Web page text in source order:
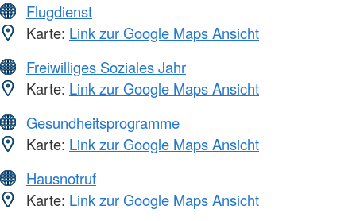
Flugdienst
Karte: Link zur Google Maps Ansicht
Freiwilliges Soziales Jahr
Karte: Link zur Google Maps Ansicht
Gesundheitsprogramme
Karte: Link zur Google Maps Ansicht
Hausnotruf
Karte: Link zur Google Maps Ansicht